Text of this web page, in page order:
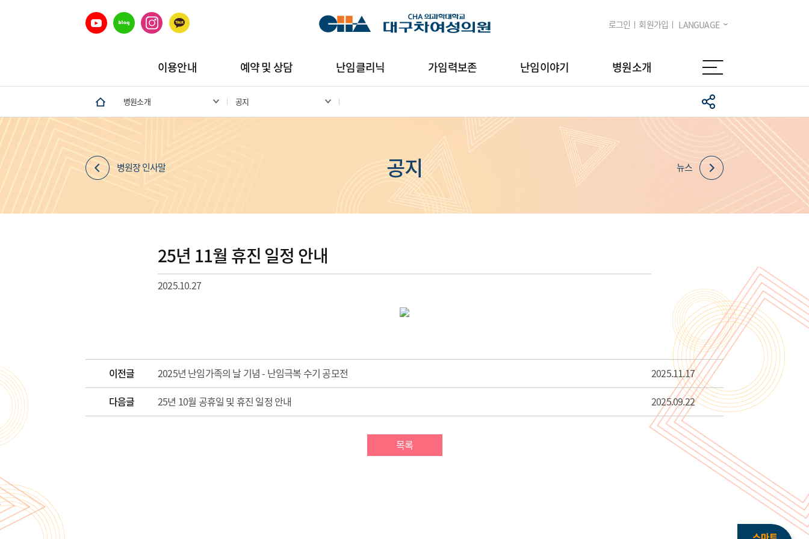
로그인 회원가입 LANGUAGE
이용안내 예약 및 상담 난임클리닉 가임력보존 난임이야기 병원소개
병원소개 공지
병원장 인사말 공지 뉴스
25년 11월 휴진 일정 안내
2025.10.27
이전글 2025년 난임가족의 날 기념 - 난임극복 수기 공모전
2025.11.17
다음글
25년 10월 공휴일 및 휴진 일정 안내 2025.09.22
목록